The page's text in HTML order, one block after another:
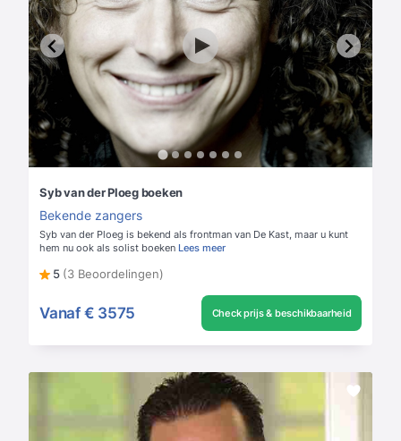
Syb van der Ploeg boeken
Bekende zangers
Syb van der Ploeg is bekend als frontman van De Kast, maar u kunt
hem nu ook als solist boeken Lees meer
5 (3 Beoordelingen)
Vanaf € 3575 Check prijs & beschikbaarheid